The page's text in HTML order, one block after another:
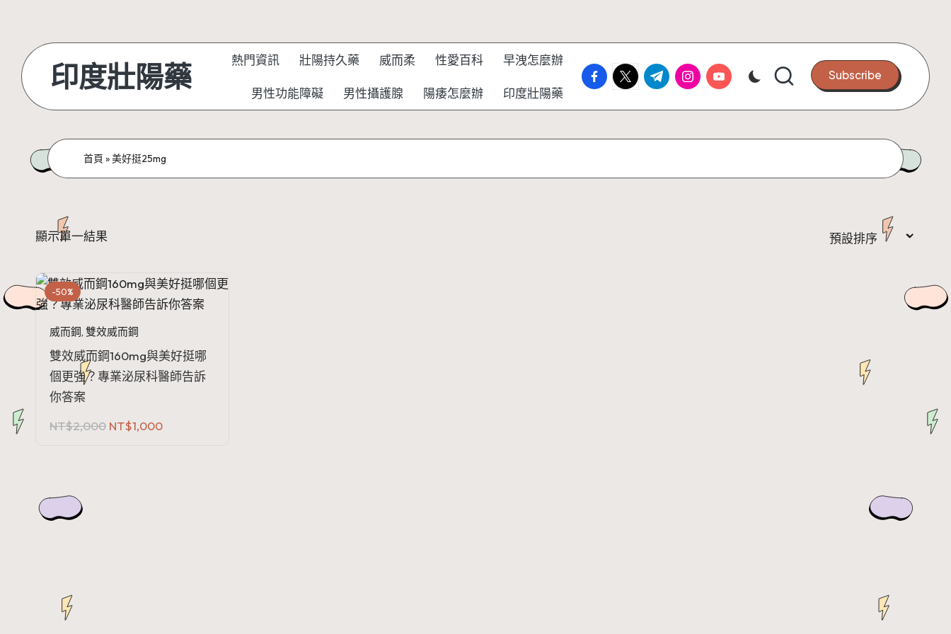
content
印度壯陽藥 熱門資訊 壯陽持久藥 威而柔 性愛百科 早洩怎麼辦
男性功能障礙 男性攝護腺 陽痿怎麼辦 印度壯陽藥
facebook.com
twitter.com
t.me instagram.com
youtube.com Subscribe
首頁 »美好挺25mg
顯示單一結果
-50%
威而鋼, 雙效威而鋼
雙效威而鋼160mg與美好挺哪
個更強？專業泌尿科醫師告訴
你答案
NT$2,000 原
NT$1,000目